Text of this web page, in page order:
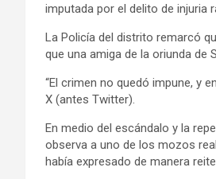
imputada por el delito de injuria
La Policía del distrito remarcó
que una amiga de la oriunda
“El crimen no quedó impune, y
X (antes Twitter).
En medio del escándalo y la
observa a uno de los mozos
había expresado de manera